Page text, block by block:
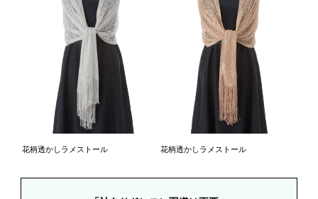
花柄透かしラメストール 花柄透かしラメストール